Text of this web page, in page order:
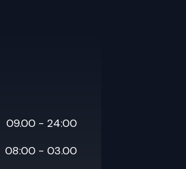
09.00 - 24:00
08:00 - 03.00